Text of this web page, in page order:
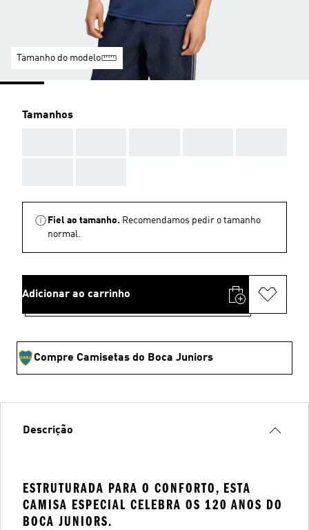
Tamanho do modelo
Tamanhos
Fiel ao tamanho. Recomendamos pedir o tamanho
normal.
Adicionar ao carrinho
Compre Camisetas do Boca Juniors
Descrição
ESTRUTURADA PARA O CONFORTO, ESTA
CAMISA ESPECIAL CELEBRA OS 120 ANOS DO
BOCA JUNIORS.